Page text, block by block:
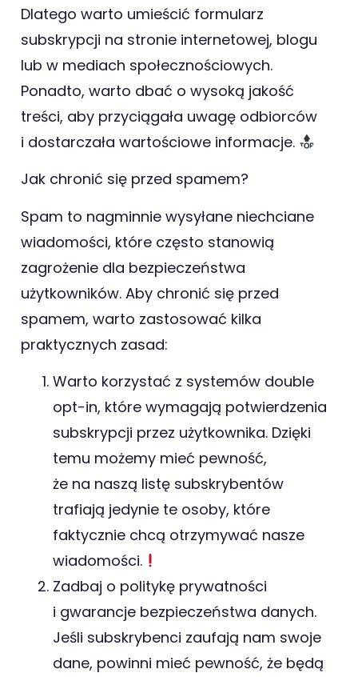
Dlatego warto umieścić formularz
subskrypcji na stronie internetowej, blogu
lub w mediach społecznościowych.
Ponadto, warto dbać o wysoką jakość
treści, aby przyciągała uwagę odbiorców
i dostarczała wartościowe informacje.
Jak chronić się przed spamem?
Spam to nagminnie wysyłane niechciane
wiadomości, które często stanowią
zagrożenie dla bezpieczeństwa
użytkowników. Aby chronić się przed
spamem, warto zastosować kilka
praktycznych zasad:
Warto korzystać z systemów double
opt-in, które wymagają potwierdzenia
subskrypcji przez użytkownika. Dzięki
temu możemy mieć pewność,
że na naszą listę subskrybentów
trafiają jedynie te osoby, które
faktycznie chcą otrzymywać nasze
wiadomości.
Zadbaj o politykę prywatności
i gwarancje bezpieczeństwa danych.
Jeśli subskrybenci zaufają nam swoje
dane, powinni mieć pewność, że będą